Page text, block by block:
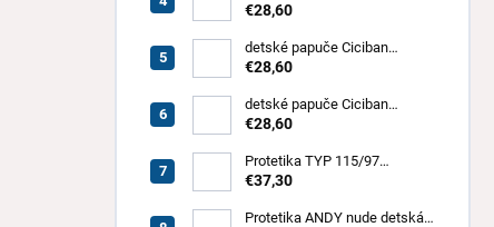
SHARK
€28,60
detské papuče Ciciban
MEMORY
€28,60
detské papuče Ciciban
PANDORA
€28,60
Protetika TYP 115/97
ortopedické sandále
€37,30
Protetika ANDY nude detská